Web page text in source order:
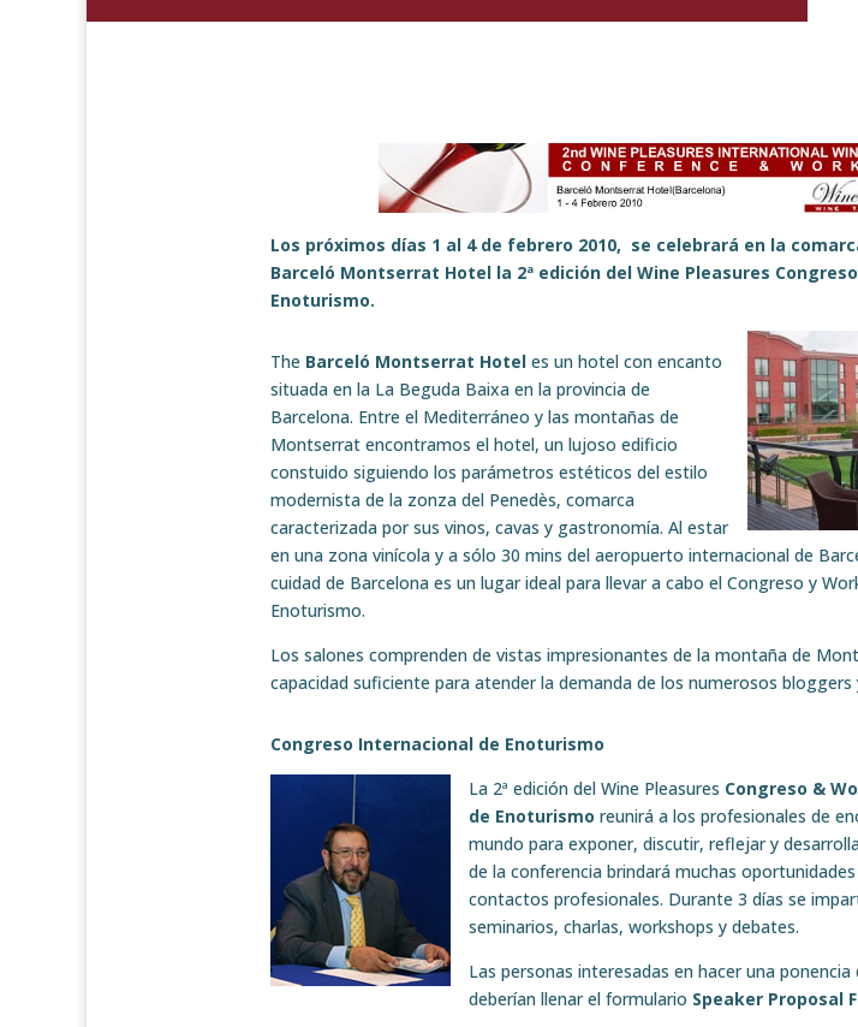
Los próximos días 1 al 4 de febrero 2010, se celebrará en la
Barceló Montserrat Hotel la 2ª edición del Wine Pleasures
Enoturismo.
The Barceló Montserrat Hotel es un hotel con encanto
situada en la La Beguda Baixa en la provincia de
Barcelona. Entre el Mediterráneo y las montañas de
Montserrat encontramos el hotel, un lujoso edificio
constuido siguiendo los parámetros estéticos del estilo
modernista de la zonza del Penedès, comarca
caracterizada por sus vinos, cavas y gastronomía. Al estar
en una zona vinícola y a sólo 30 mins del aeropuerto internacional de
cuidad de Barcelona es un lugar ideal para llevar a cabo el Congreso y
Enoturismo.
Los salones comprenden de vistas impresionantes de la montaña de
capacidad suficiente para atender la demanda de los numerosos
Congreso Internacional de Enoturismo
La 2ª edición del Wine Pleasures Congreso &
de Enoturismo reunirá a los profesionales de
mundo para exponer, discutir, reflejar y
de la conferencia brindará muchas
contactos profesionales. Durante 3 días se
seminarios, charlas, workshops y debates.
Las personas interesadas en hacer una
deberían llenar el formulario Speaker Proposal